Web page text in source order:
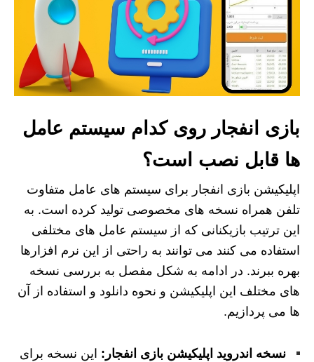
بازی انفجار روی کدام سیستم عامل
ها قابل نصب است؟
اپلیکیشن بازی انفجار برای سیستم های عامل متفاوت
تلفن همراه نسخه های مخصوصی تولید کرده است. به
این ترتیب بازیکنانی که از سیستم عامل های مختلفی
استفاده می کنند می توانند به راحتی از این نرم افزارها
بهره ببرند. در ادامه به شکل مفصل به بررسی نسخه
های مختلف این اپلیکیشن و نحوه دانلود و استفاده از آن
ها می پردازیم.
نسخه اندروید اپلیکیشن بازی انفجار: این نسخه برای